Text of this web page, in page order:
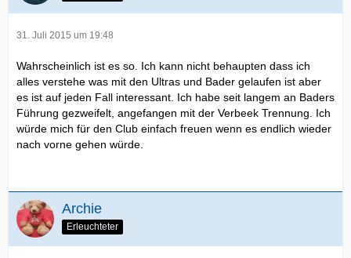
31. Juli 2015 um 19:48
Wahrscheinlich ist es so. Ich kann nicht behaupten dass ich
alles verstehe was mit den Ultras und Bader gelaufen ist aber
es ist auf jeden Fall interessant. Ich habe seit langem an Baders
Führung gezweifelt, angefangen mit der Verbeek Trennung. Ich
würde mich für den Club einfach freuen wenn es endlich wieder
nach vorne gehen würde.
Archie
Erleuchteter